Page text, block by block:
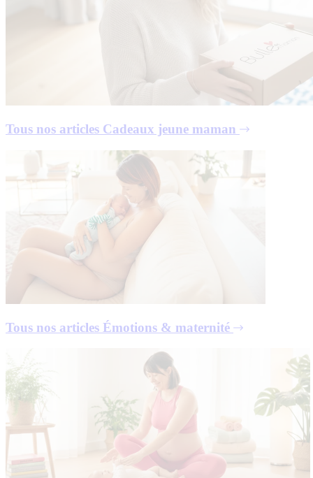
Tous nos articles Cadeaux jeune maman
Tous nos articles Émotions & maternité